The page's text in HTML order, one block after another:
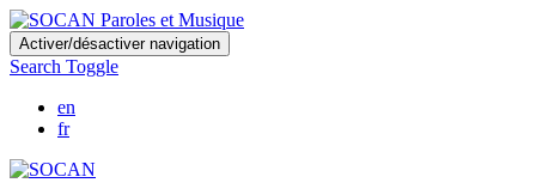
Skip
to
main
content
Activer/désactiver navigation
Search Toggle
en
fr